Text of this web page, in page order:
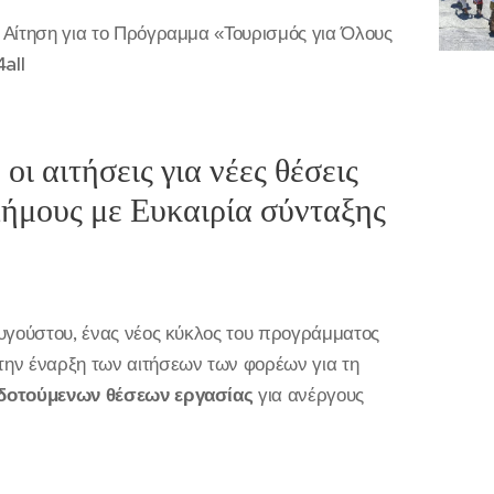
για το Πρόγραμμα «Τουρισμός για Όλους
για νέες θέσεις
με Ευκαιρία σύνταξης
ένας νέος κύκλος του προγράμματος
έναρξη των αιτήσεων των φορέων για τη
θέσεων εργασίας για ανέργους